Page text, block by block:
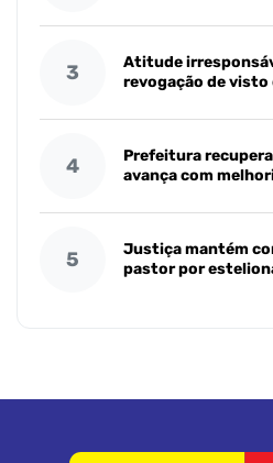
3
Atitude
revogação de visto
4
Prefeitura
avança com
5
Justiça mantém
pastor por